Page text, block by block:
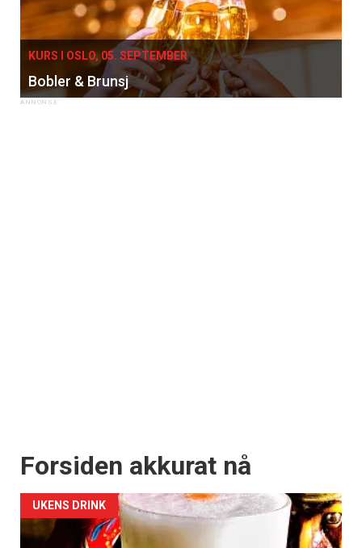
KURS I OSLO, 05. SEPTEMBER
Bobler & Brunsj
Forsiden akkurat nå
UKENS DRINK